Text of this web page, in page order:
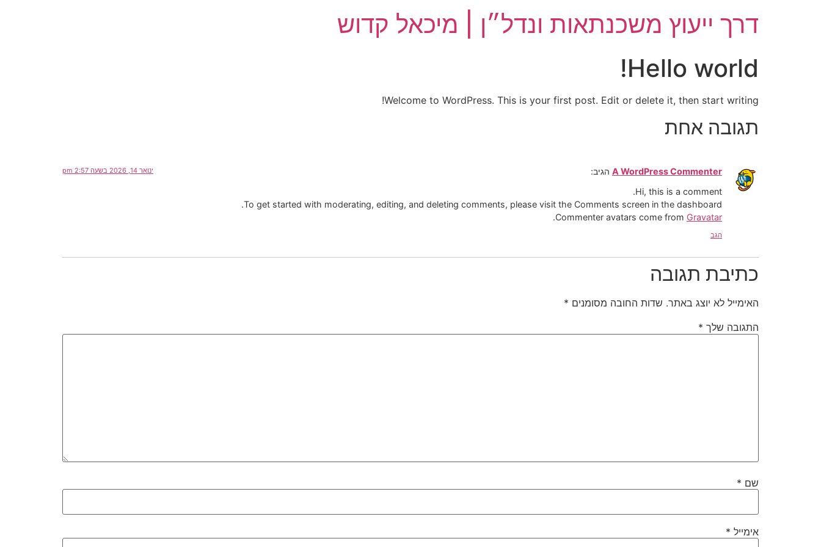
דרך ייעוץ משכנתאות ונדל״ן | מיכאל קדוש
Hello world!
Welcome to WordPress. This is your first post. Edit or delete it, then start writing!
תגובה אחת
A WordPress Commenter הגיב: ינואר 14, 2026 בשעה 2:57 pm
Hi, this is a comment.
To get started with moderating, editing, and deleting comments, please visit the Comments screen in the dashboard.
Commenter avatars come from Gravatar
.
הגב
כתיבת תגובה
האימייל לא יוצג באתר. שדות החובה מסומנים *
התגובה שלך *
שם *
אימייל *